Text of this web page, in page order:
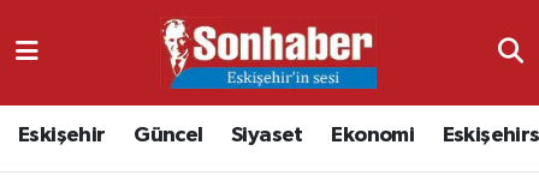
Eskişehir Güncel Siyaset Ekonomi
Nöbetçi Eczaneler